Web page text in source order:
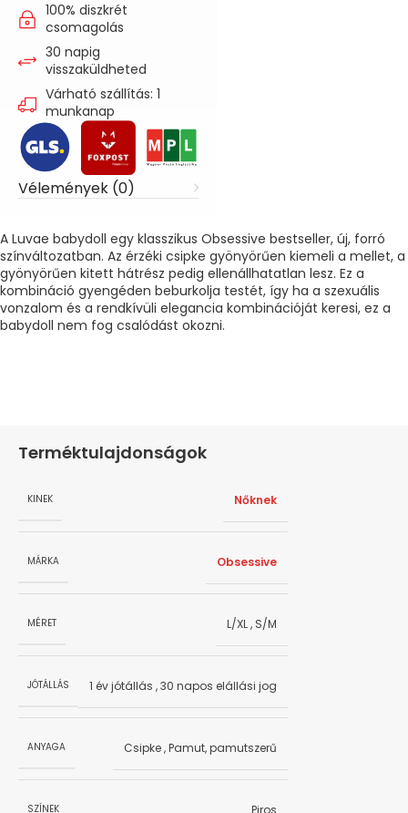
100% diszkrét
csomagolás
30 napig
visszaküldheted
Várható szállítás: 1
munkanap
Vélemények (0)
A Luvae babydoll egy klasszikus Obsessive bestseller, új, forró
színváltozatban. Az érzéki csipke gyönyörűen kiemeli a mellet, a
gyönyörűen kitett hátrész pedig ellenállhatatlan lesz. Ez a
kombináció gyengéden beburkolja testét, így ha a szexuális
vonzalom és a rendkívüli elegancia kombinációját keresi, ez a
babydoll nem fog csalódást okozni.
Terméktulajdonságok
KINEK Nőknek
MÁRKA Obsessive
MÉRET L/XL, S/M
JÓTÁLLÁS 1 év jótállás ,30 napos elállási jog
ANYAGA Csipke,Pamut, pamutszerű
SZÍNEK Piros